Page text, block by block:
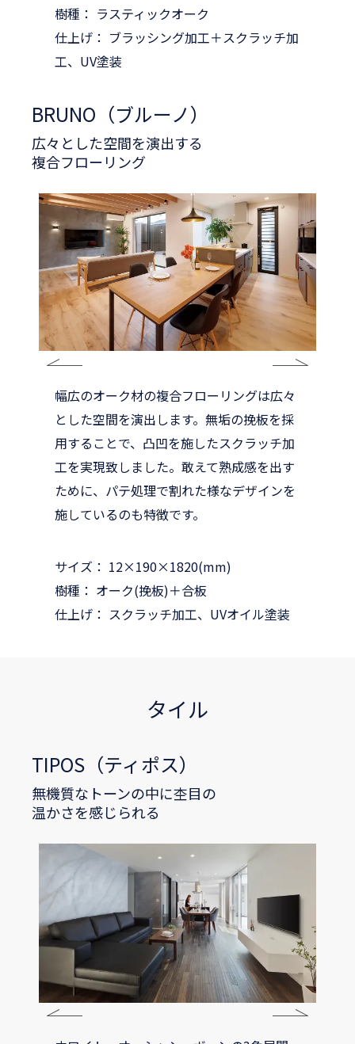
樹種： ラスティックオーク
仕上げ： ブラッシング加工＋スクラッチ加
工、UV塗装
幅広のオーク材の複合フローリングは広々
とした空間を演出します。無垢の挽板を採
用することで、凸凹を施したスクラッチ加
工を実現致しました。敢えて熟成感を出す
ために、パテ処理で割れた様なデザインを
施しているのも特徴です。
サイズ： 12×190×1820(mm)
樹種： オーク(挽板)＋合板
仕上げ： スクラッチ加工、UVオイル塗装
BRUNO（ブルーノ）
広々とした空間を演出する
複合フローリング
タイル
TIPOS（ティポス）
無機質なトーンの中に杢目の
温かさを感じられる